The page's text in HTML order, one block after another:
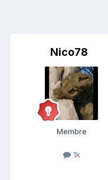
Nico78
Membre
1k